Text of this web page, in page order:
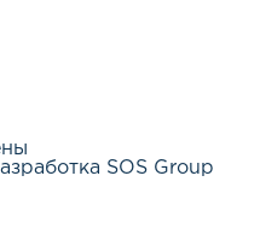
SOS Group